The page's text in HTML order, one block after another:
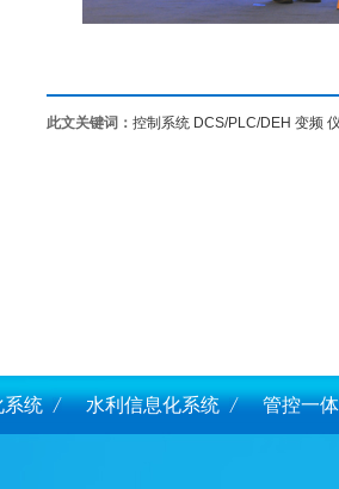
此文关键词： 控制系统 DCS/PLC/DEH 变频
系统 水利信息化系统 管控一